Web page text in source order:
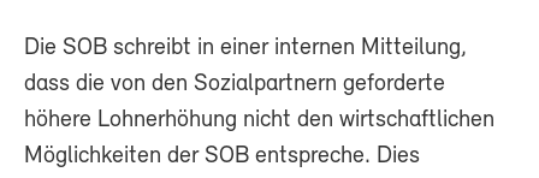
Die SOB schreibt in einer internen Mitteilung,
dass die von den Sozialpartnern geforderte
höhere Lohnerhöhung nicht den wirtschaftlichen
Möglichkeiten der SOB entspreche. Dies